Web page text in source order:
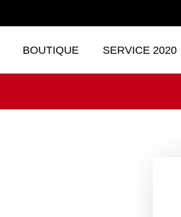
BOUTIQUE SERVICE 2020